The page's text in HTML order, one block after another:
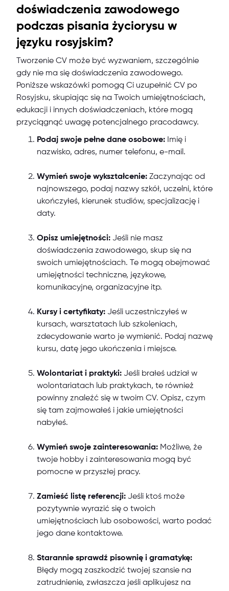
doświadczenia zawodowego
podczas pisania życiorysu w
języku rosyjskim?
Tworzenie CV może być wyzwaniem, szczególnie
gdy nie ma się doświadczenia zawodowego.
Poniższe wskazówki pomogą Ci uzupełnić CV po
Rosyjsku, skupiając się na Twoich umiejętnościach,
edukacji i innych doświadczeniach, które mogą
przyciągnąć uwagę potencjalnego pracodawcy.
Podaj swoje pełne dane osobowe: Imię i
nazwisko, adres, numer telefonu, e-mail.
Wymień swoje wykształcenie: Zaczynając od
najnowszego, podaj nazwy szkół, uczelni, które
ukończyłeś, kierunek studiów, specjalizację i
daty.
Opisz umiejętności: Jeśli nie masz
doświadczenia zawodowego, skup się na
swoich umiejętnościach. Te mogą obejmować
umiejętności techniczne, językowe,
komunikacyjne, organizacyjne itp.
Kursy i certyfikaty: Jeśli uczestniczyłeś w
kursach, warsztatach lub szkoleniach,
zdecydowanie warto je wymienić. Podaj nazwę
kursu, datę jego ukończenia i miejsce.
Wolontariat i praktyki: Jeśli brałeś udział w
wolontariatach lub praktykach, te również
powinny znaleźć się w twoim CV. Opisz, czym
się tam zajmowałeś i jakie umiejętności
nabyłeś.
Wymień swoje zainteresowania: Możliwe, że
twoje hobby i zainteresowania mogą być
pomocne w przyszłej pracy.
Zamieść listę referencji: Jeśli ktoś może
pozytywnie wyrazić się o twoich
umiejętnościach lub osobowości, warto podać
jego dane kontaktowe.
Starannie sprawdź pisownię i gramatykę:
Błędy mogą zaszkodzić twojej szansie na
zatrudnienie, zwłaszcza jeśli aplikujesz na